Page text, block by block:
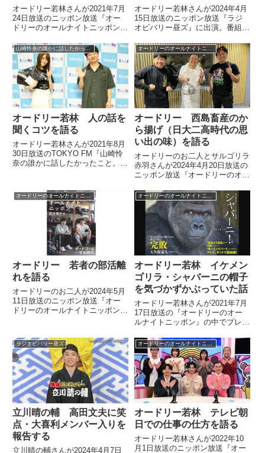
オードリー若林さんが2021年7月
24日放送のニッポン放送『オー
ドリーのオールナイトニッポン』
いた阿佐ヶ谷の思い出トークにつ
いて話していました。
った話
オードリー若林さんが2024年4月
15日放送のニッポン放送『ラジ
オビバリー昼ズ』に出演。番組に
用しまくっているChatGPTに高
田文夫さんと話すべきトークテー
マを教えてもらっていたと明かし
ていました。
山崎怜奈の誰かに話したかったこと。
オードリー若林 人の話を
聞くコツを語る
オードリー若林さんが2021年8月
30日放送のTOKYO FM『山崎怜
奈の誰かに話したかったこと。』
聞くコツなどについて話していま
した。
オードリーのオールナイトニッポン
オードリー 西島畜産のか
ら揚げ（日大二高時代の思
い出の味）を語る
オードリーのお二人とサルゴリラ
赤羽さんが2024年4月20日放送の
ニッポン放送『オードリーのオー
高時代の思い出の味、西島畜産の
から揚げについて話していまし
た。
オードリーのオールナイトニッポン
オードリー 若者の部活離
れを語る
オードリーのお二人が2024年5月
11日放送のニッポン放送『オー
ドリーのオールナイトニッポン』
オードリーのオールナイトニッポン
オードリー若林 イケメン
ゴリラ・シャバーニの帽子
を気づかずかぶっていた話
オードリー若林さんが2021年7月
17日放送の『オードリーのオー
ルナイトニッポン』の中でプレゼ
ら、実はそれが東山動物園のイケ
メンゴリラ・シャバーニの帽子だ
ったことを話していました。
ラジオビバリー昼ズ
立川晴の輔 高田文夫に笑
点・大喜利メンバー入りを
報告する
立川晴の輔さんが2024年4月7日
オードリー若林 テレビ朝
日での仕事の仕方を語る
オードリー若林さんが2022年10
月1日放送のニッポン放送『オー